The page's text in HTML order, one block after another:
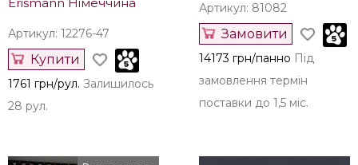
В интерьере
Zambaiti Parati Італія